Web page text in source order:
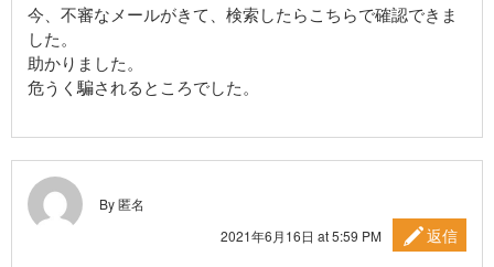
今、不審なメールがきて、検索したらこちらで確認できま
した。
助かりました。
危うく騙されるところでした。
By 匿名
2021年6月16日 at 5:59 PM
返信